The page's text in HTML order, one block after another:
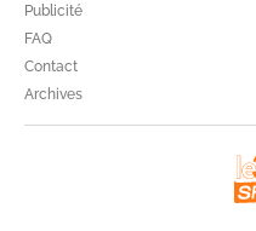
Publicité
FAQ
Contact
Archives